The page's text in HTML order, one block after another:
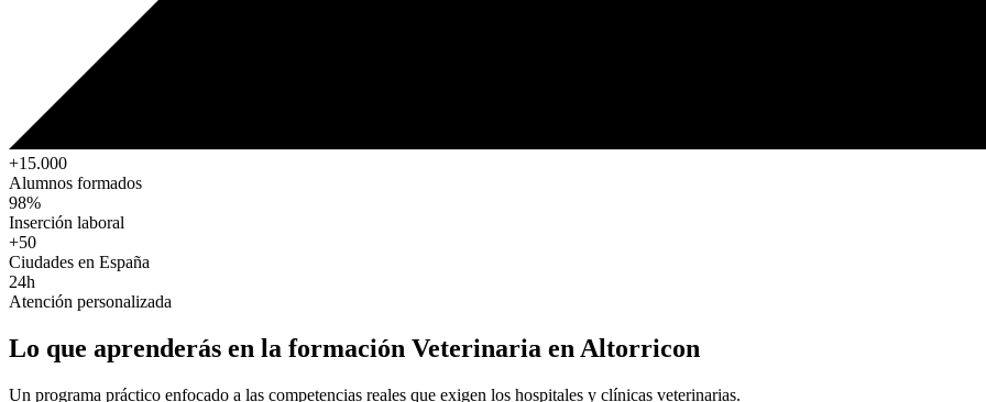
+15.000
Alumnos formados
98%
Inserción laboral
+50
Ciudades en España
24h
Atención personalizada
Lo que aprenderás en la formación Veterinaria en Altorricon
Un programa práctico enfocado a las competencias reales que exigen los hospitales y clínicas veterinarias.